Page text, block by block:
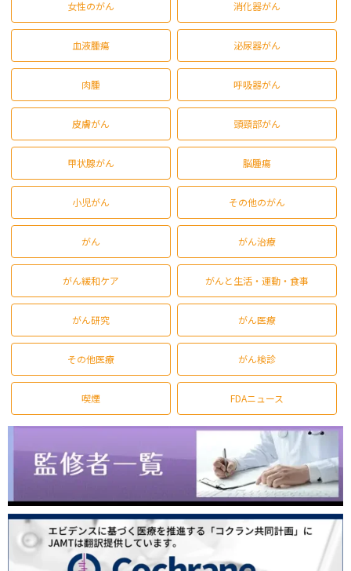
女性のがん 消化器がん
血液腫瘍 泌尿器がん
肉腫 呼吸器がん
皮膚がん 頭頸部がん
甲状腺がん 脳腫瘍
小児がん その他のがん
がん がん治療
がん緩和ケア がんと生活・運動・食事
がん研究 がん医療
その他医療 がん検診
喫煙 FDAニュース